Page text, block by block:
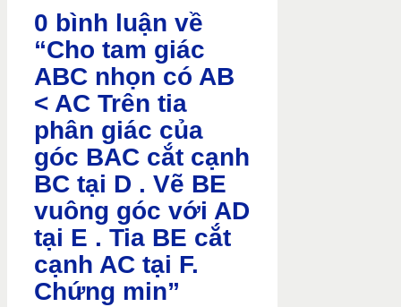
0 bình luận về
“Cho tam giác
ABC nhọn có AB
< AC Trên tia
phân giác của
góc BAC cắt cạnh
BC tại D . Vẽ BE
vuông góc với AD
tại E . Tia BE cắt
cạnh AC tại F.
Chứng min”